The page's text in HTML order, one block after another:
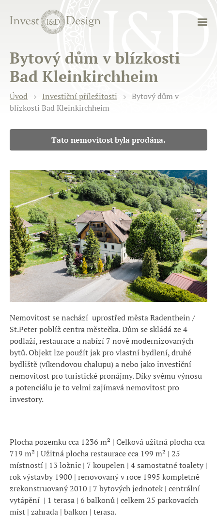
Bytový dům v blízkosti
Bad Kleinkirchheim
Úvod Investiční příležitosti
Bytový dům v
blízkosti Bad Kleinkirchheim
Tato nemovitost byla prodána.
Nemovitost se nachází uprostřed města Radenthein /
St.Peter poblíž centra městečka. Dům se skládá ze 4
podlaží, restaurace a nabízí 7 nově modernizovaných
bytů. Objekt lze použít jak pro vlastní bydlení, druhé
bydliště (víkendovou chalupu) a nebo jako investiční
nemovitost pro turistické pronájmy. Díky svému výnosu
a potenciálu je to velmi zajímavá nemovitost pro
investory.
Plocha pozemku cca 1236 m² | Celková užitná plocha cca
719 m² | Užitná plocha restaurace cca 199 m² | 25
místností | 13 ložnic | 7 koupelen | 4 samostatné toalety |
rok výstavby 1900 | renovovaný v roce 1995 kompletně
zrekonstruovaný 2010 | 7 bytových jednotek | centrální
vytápění | 1 terasa | 6 balkonů | celkem 25 parkovacích
míst | zahrada | balkon | terasa.